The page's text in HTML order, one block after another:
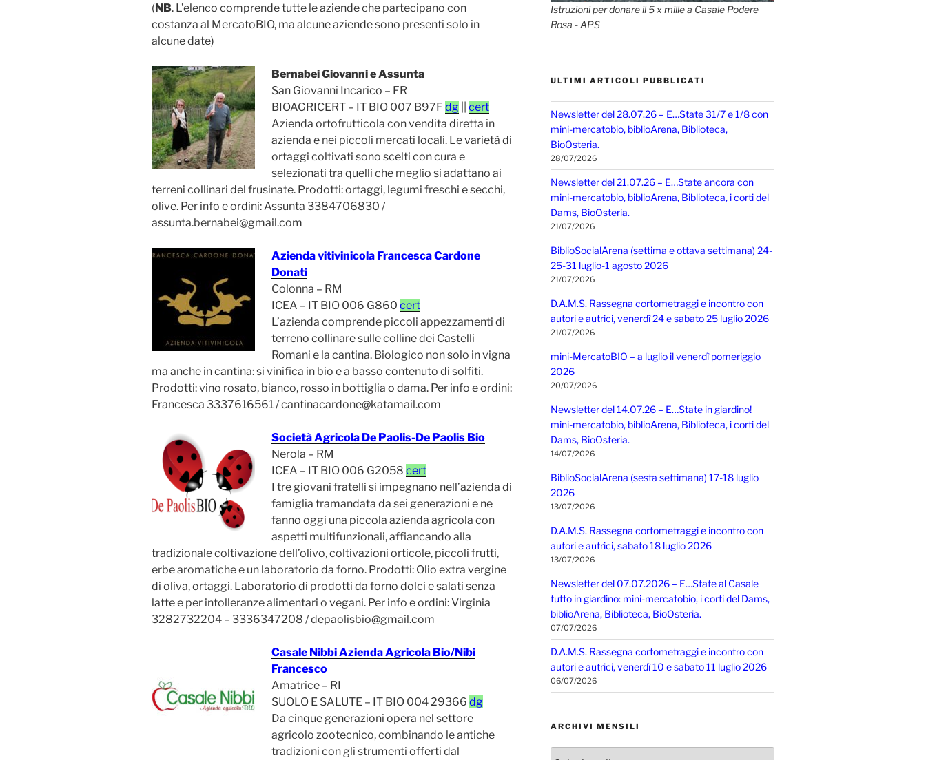
(NB. L’elenco comprende tutte le aziende che partecipano con
costanza al MercatoBIO, ma alcune aziende sono presenti solo in
alcune date)
Bernabei Giovanni e Assunta
San Giovanni Incarico – FR
BIOAGRICERT – IT BIO 007 B97F dg
cert
Azienda ortofrutticola con vendita diretta in
azienda e nei piccoli mercati locali. Le varietà di
ortaggi coltivati sono scelti con cura e
selezionati tra quelli che meglio si adattano ai
terreni collinari del frusinate. Prodotti: ortaggi, legumi freschi e secchi,
olive. Per info e ordini: Assunta 3384706830 /
assunta.bernabei@gmail.com
Azienda vitivinicola Francesca Cardone
Donati
Colonna – RM
ICEA – IT BIO 006 G860 cert
L’azienda comprende piccoli appezzamenti di
terreno collinare sulle colline dei Castelli
Romani e la cantina. Biologico non solo in vigna
ma anche in cantina: si vinifica in bio e a basso contenuto di solfiti.
Prodotti: vino rosato, bianco, rosso in bottiglia o dama. Per info e ordini:
Francesca 3337616561 / cantinacardone@katamail.com
Società Agricola De Paolis-De Paolis Bio
Nerola – RM
ICEA – IT BIO 006 G2058 cert
I tre giovani fratelli si impegnano nell’azienda di
famiglia tramandata da sei generazioni e ne
fanno oggi una piccola azienda agricola con
aspetti multifunzionali, affiancando alla
tradizionale coltivazione dell’olivo, coltivazioni orticole, piccoli frutti,
erbe aromatiche e un laboratorio da forno. Prodotti: Olio extra vergine
di oliva, ortaggi. Laboratorio di prodotti da forno dolci e salati senza
latte e per intolleranze alimentari o vegani. Per info e ordini: Virginia
3282732204 – 3336347208 / depaolisbio@gmail.com
Casale Nibbi Azienda Agricola Bio/Nibi
Francesco
Amatrice – RI
SUOLO E SALUTE – IT BIO 004 29366 dg
Da cinque generazioni opera nel settore
agricolo zootecnico, combinando le antiche
tradizioni con gli strumenti offerti dal
Istruzioni per donare il 5 x mille a Casale Podere
Rosa - APS
ULTIMI ARTICOLI PUBBLICATI
Newsletter del 28.07.26 – E…State 31/7 e 1/8 con
mini-mercatobio, biblioArena, Biblioteca,
BioOsteria.
28/07/2026
Newsletter del 21.07.26 – E…State ancora con
mini-mercatobio, biblioArena, Biblioteca, i corti del
Dams, BioOsteria.
21/07/2026
BiblioSocialArena (settima e ottava settimana) 24-
25-31 luglio-1 agosto 2026
21/07/2026
D.A.M.S. Rassegna cortometraggi e incontro con
autori e autrici, venerdì 24 e sabato 25 luglio 2026
21/07/2026
mini-MercatoBIO – a luglio il venerdì pomeriggio
2026
20/07/2026
Newsletter del 14.07.26 – E…State in giardino!
mini-mercatobio, biblioArena, Biblioteca, i corti del
Dams, BioOsteria.
14/07/2026
BiblioSocialArena (sesta settimana) 17-18 luglio
2026
13/07/2026
D.A.M.S. Rassegna cortometraggi e incontro con
autori e autrici, sabato 18 luglio 2026
13/07/2026
Newsletter del 07.07.2026 – E…State al Casale
tutto in giardino: mini-mercatobio, i corti del Dams,
biblioArena, Biblioteca, BioOsteria.
07/07/2026
D.A.M.S. Rassegna cortometraggi e incontro con
autori e autrici, venerdì 10 e sabato 11 luglio 2026
06/07/2026
ARCHIVI MENSILI